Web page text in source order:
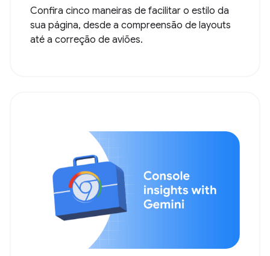
Confira cinco maneiras de facilitar o estilo da
sua página, desde a compreensão de layouts
até a correção de aviões.